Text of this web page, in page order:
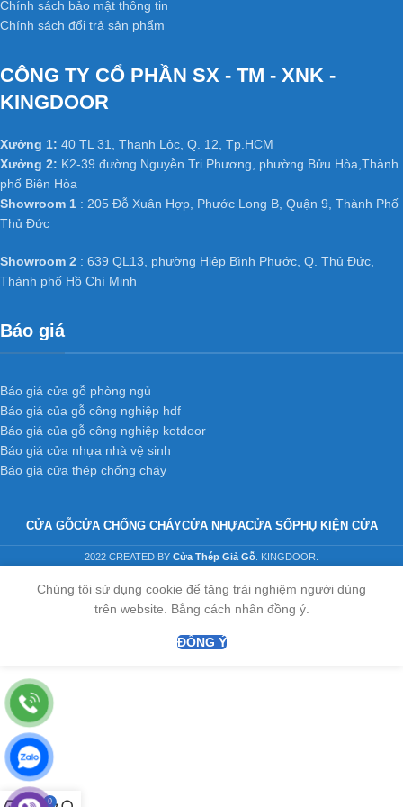
Chính sách bảo mật thông tin
Chính sách đổi trả sản phẩm
CÔNG TY CỔ PHẦN SX - TM - XNK -
KINGDOOR
Xưởng 1: 40 TL 31, Thạnh Lộc, Q. 12, Tp.HCM
Xưởng 2: K2-39 đường Nguyễn Tri Phương, phường Bửu Hòa,Thành
phố Biên Hòa
Showroom 1 : 205 Đỗ Xuân Hợp, Phước Long B, Quận 9, Thành Phố
Thủ Đức
Showroom 2 : 639 QL13, phường Hiệp Bình Phước, Q. Thủ Đức,
Thành phố Hồ Chí Minh
Báo giá
Báo giá cửa gỗ phòng ngủ
Báo giá của gỗ công nghiệp hdf
Báo giá của gỗ công nghiệp kotdoor
Báo giá cửa nhựa nhà vệ sinh
Báo giá cửa thép chống cháy
CỬA GỖCỬA CHỐNG CHÁYCỬA NHỰACỬA SỔPHỤ KIỆN CỬA
2022 CREATED BY Cửa Thép Giả Gỗ . KINGDOOR.
Chúng tôi sử dụng cookie để tăng trải nghiệm người dùng
trên website. Bằng cách nhân đồng ý.
ĐỒNG Ý
0